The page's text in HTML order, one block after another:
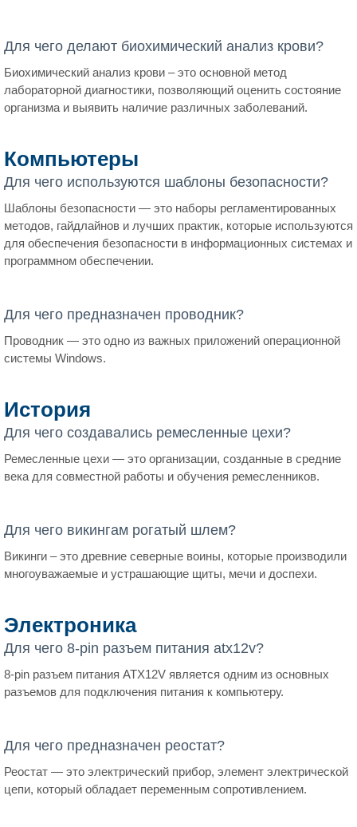
Для чего делают биохимический анализ крови?
Биохимический анализ крови – это основной метод
лабораторной диагностики, позволяющий оценить состояние
организма и выявить наличие различных заболеваний.
Компьютеры
Для чего используются шаблоны безопасности?
Шаблоны безопасности — это наборы регламентированных
методов, гайдлайнов и лучших практик, которые используются
для обеспечения безопасности в информационных системах и
программном обеспечении.
Для чего предназначен проводник?
Проводник — это одно из важных приложений операционной
системы Windows.
История
Для чего создавались ремесленные цехи?
Ремесленные цехи — это организации, созданные в средние
века для совместной работы и обучения ремесленников.
Для чего викингам рогатый шлем?
Викинги – это древние северные воины, которые производили
многоуважаемые и устрашающие щиты, мечи и доспехи.
Электроника
Для чего 8-pin разъем питания atx12v?
8-pin разъем питания ATX12V является одним из основных
разъемов для подключения питания к компьютеру.
Для чего предназначен реостат?
Реостат — это электрический прибор, элемент электрической
цепи, который обладает переменным сопротивлением.